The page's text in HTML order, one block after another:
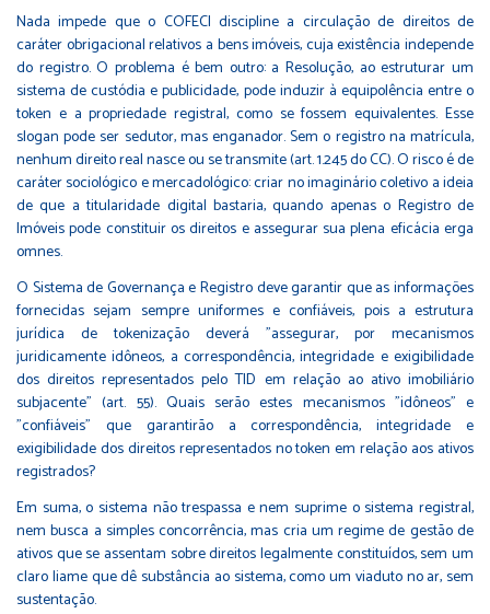
Nada impede que o COFECI discipline a circulação de direitos de
caráter obrigacional relativos a bens imóveis, cuja existência independe
do registro. O problema é bem outro: a Resolução, ao estruturar um
sistema de custódia e publicidade, pode induzir à equipolência entre o
token e a propriedade registral, como se fossem equivalentes. Esse
slogan pode ser sedutor, mas enganador. Sem o registro na matrícula,
nenhum direito real nasce ou se transmite (art. 1.245 do CC). O risco é de
caráter sociológico e mercadológico: criar no imaginário coletivo a ideia
de que a titularidade digital bastaria, quando apenas o Registro de
Imóveis pode constituir os direitos e assegurar sua plena eficácia erga
omnes.
O Sistema de Governança e Registro deve garantir que as informações
fornecidas sejam sempre uniformes e confiáveis, pois a estrutura
jurídica de tokenização deverá "assegurar, por mecanismos
juridicamente idôneos, a correspondência, integridade e exigibilidade
dos direitos representados pelo TID em relação ao ativo imobiliário
subjacente" (art. 55). Quais serão estes mecanismos "idôneos" e
"confiáveis" que garantirão a correspondência, integridade e
exigibilidade dos direitos representados no token em relação aos ativos
registrados?
Em suma, o sistema não trespassa e nem suprime o sistema registral,
nem busca a simples concorrência, mas cria um regime de gestão de
ativos que se assentam sobre direitos legalmente constituídos, sem um
claro liame que dê substância ao sistema, como um viaduto no ar, sem
sustentação.